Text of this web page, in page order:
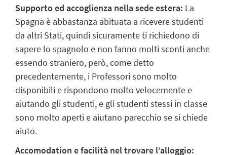
Supporto ed accoglienza nella sede estera: La
Spagna è abbastanza abituata a ricevere studenti
da altri Stati, quindi sicuramente ti richiedono di
sapere lo spagnolo e non fanno molti sconti anche
essendo straniero, però, come detto
precedentemente, i Professori sono molto
disponibili e rispondono molto velocemente e
aiutando gli studenti, e gli studenti stessi in classe
sono molto aperti e aiutano parecchio se si chiede
aiuto.
Accomodation e facilità nel trovare l’alloggio: